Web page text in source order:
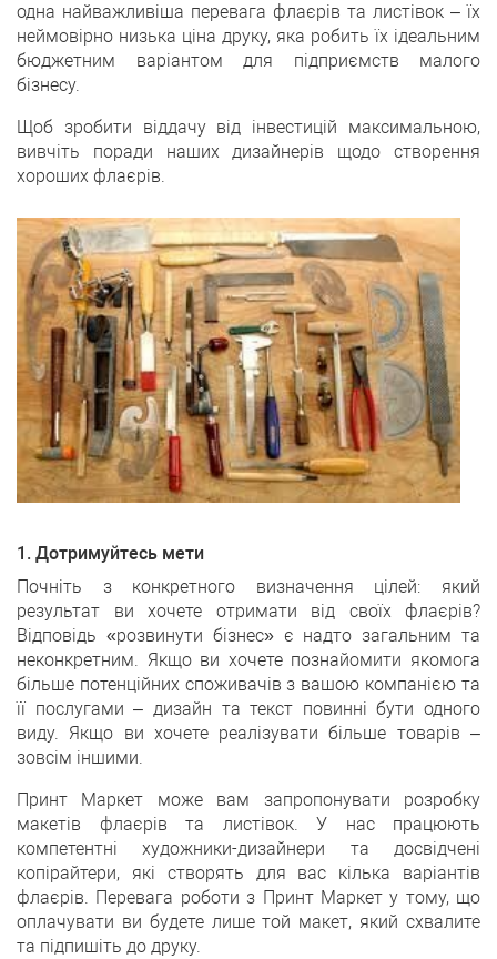
одна найважливіша перевага флаєрів та листівок – їх
неймовірно низька ціна друку, яка робить їх ідеальним
бюджетним варіантом для підприємств малого
бізнесу.
Щоб зробити віддачу від інвестицій максимальною,
вивчіть поради наших дизайнерів щодо створення
хороших флаєрів.
1. Дотримуйтесь мети
Почніть з конкретного визначення цілей: який
результат ви хочете отримати від своїх флаєрів?
Відповідь «розвинути бізнес» є надто загальним та
неконкретним. Якщо ви хочете познайомити якомога
більше потенційних споживачів з вашою компанією та
її послугами – дизайн та текст повинні бути одного
виду. Якщо ви хочете реалізувати більше товарів –
зовсім іншими.
Принт Маркет може вам запропонувати розробку
макетів флаєрів та листівок. У нас працюють
компетентні художники-дизайнери та досвідчені
копірайтери, які створять для вас кілька варіантів
флаєрів. Перевага роботи з Принт Маркет у тому, що
оплачувати ви будете лише той макет, який схвалите
та підпишіть до друку.